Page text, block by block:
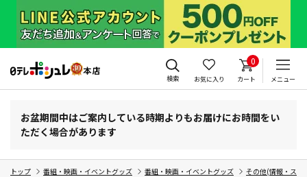
検索 お気に入り
0
カート メニュー
お盆期間中はご案内している時期よりもお届けにお時間をい
ただく場合があります
トップ 番組・映画・イベントグッズ 番組・映画・イベントグッズ その他(情報・スポ